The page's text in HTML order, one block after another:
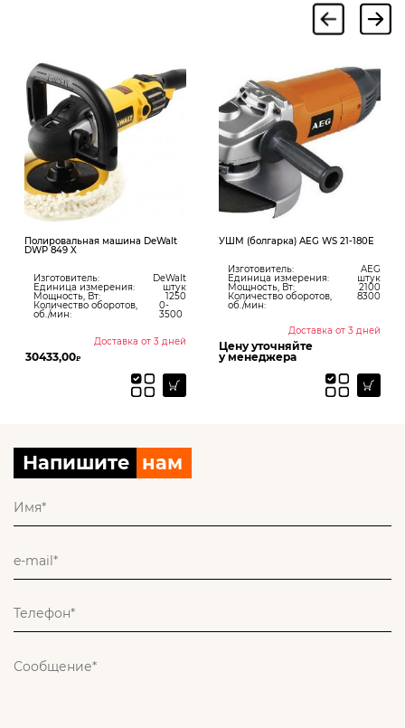
Полировальная машина DeWalt
DWP 849 X
Изготовитель: DeWalt
Единица измерения: штук
Мощность, Вт: 1250
Количество оборотов,
об./мин:
0-
3500
Доставка от 3 дней
30433,00₽
УШМ (болгарка) AEG WS 21-180E
Изготовитель: AEG
Единица измерения: штук
Мощность, Вт: 2100
Количество оборотов,
об./мин:
8300
Доставка от 3 дней
Цену уточняйте
у менеджера
Напишите нам